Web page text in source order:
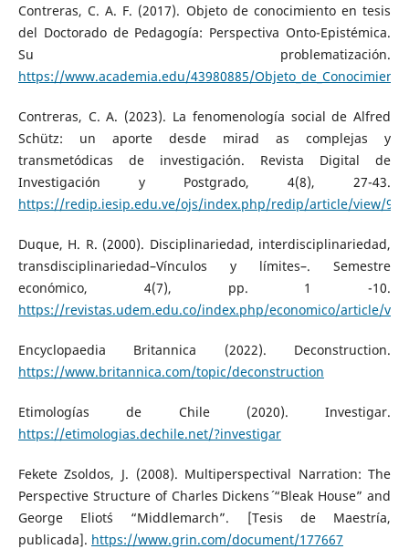
Contreras, C. A. F. (2017). Objeto de conocimiento en tesis
del Doctorado de Pedagogía: Perspectiva Onto-Epistémica.
Su problematización.
https://www.academia.edu/43980885/
Contreras, C. A. (2023). La fenomenología social de Alfred
Schütz: un aporte desde mirad as complejas y
transmetódicas de investigación. Revista Digital de
Investigación y Postgrado, 4(8), 27-43.
https://redip.iesip.edu.ve/ojs/index.php/redip/article/view/94
Duque, H. R. (2000). Disciplinariedad, interdisciplinariedad,
transdisciplinariedad–Vínculos y límites–. Semestre
económico, 4(7), pp. 1 -10.
https://revistas.udem.edu.co/index.php/economico/article/
Encyclopaedia Britannica (2022). Deconstruction.
https://www.britannica.com/topic/deconstruction
Etimologías de Chile (2020). Investigar.
https://etimologias.dechile.net/?investigar
Fekete Zsoldos, J. (2008). Multiperspectival Narration: The
Perspective Structure of Charles Dickens´ “Bleak House” and
George Eliot´s “Middlemarch”. [Tesis de Maestría,
publicada]. https://www.grin.com/document/177667